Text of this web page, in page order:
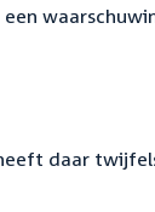
daar